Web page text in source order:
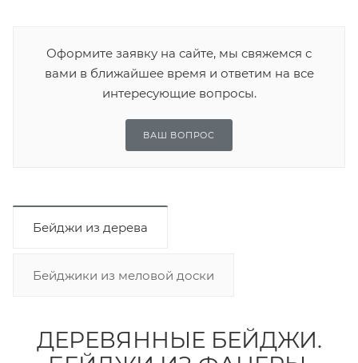
Оформите заявку на сайте, мы свяжемся с
вами в ближайшее время и ответим на все
интересующие вопросы.
ВАШ ВОПРОС
Бейджи из дерева
Бейджики из меловой доски
ДЕРЕВЯННЫЕ БЕЙДЖИ.